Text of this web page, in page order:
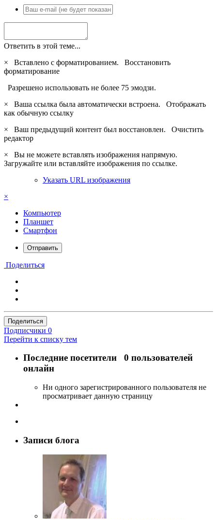
Ответить в этой теме...
×
Вставлено с форматированием. Восстановить
форматирование
Разрешено использовать не более 75 эмодзи.
×
Ваша ссылка была автоматически встроена. Отображать
как обычную ссылку
×
Ваш предыдущий контент был восстановлен. Очистить
редактор
×
Вы не можете вставлять изображения напрямую.
Загружайте или вставляйте изображения по ссылке.
Указать URL изображения
×
Компьютер
Планшет
Смартфон
Отправить
Поделиться
Поделиться
Подписчики 0
Перейти к списку тем
Последние посетители 0 пользователей
онлайн
Ни одного зарегистрированного пользователя не
просматривает данную страницу
Записи блога